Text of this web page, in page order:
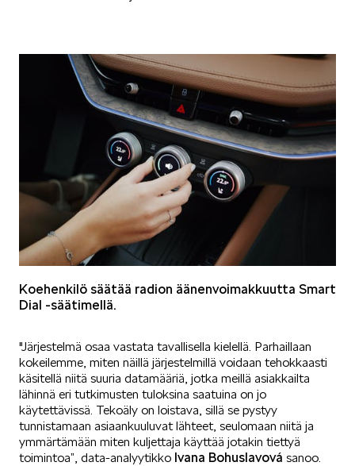
SUPERB
ENYAQ
ELROQ
Koehenkilö säätää radion äänenvoimakkuutta Smart
Dial -säätimellä.
"Järjestelmä osaa vastata tavallisella kielellä. Parhaillaan
kokeilemme, miten näillä järjestelmillä voidaan tehokkaasti
käsitellä niitä suuria datamääriä, jotka meillä asiakkailta
lähinnä eri tutkimusten tuloksina saatuina on jo
käytettävissä. Tekoäly on loistava, sillä se pystyy
tunnistamaan asiaankuuluvat lähteet, seulomaan niitä ja
ymmärtämään miten kuljettaja käyttää jotakin tiettyä
toimintoa”, data-analyytikko Ivana Bohuslavová sanoo.